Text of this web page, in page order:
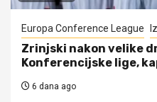
Europa Conference League
Zrinjski nakon velike
Konferencijske lige,
6 dana ago